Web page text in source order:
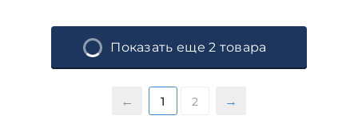
Показать еще 2 товара
1 2